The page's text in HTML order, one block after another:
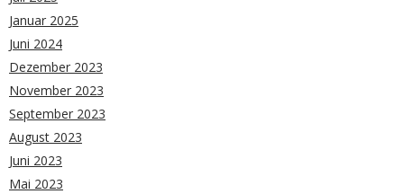
Januar 2025
Juni 2024
Dezember 2023
November 2023
September 2023
August 2023
Juni 2023
Mai 2023